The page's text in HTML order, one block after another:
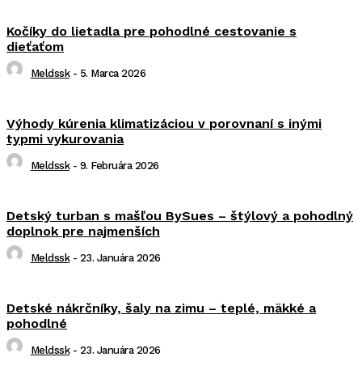
Kočíky do lietadla pre pohodlné cestovanie s
dieťaťom
Meldssk - 5. Marca 2026
Výhody kúrenia klimatizáciou v porovnaní s inými
typmi vykurovania
Meldssk - 9. Februára 2026
Detský turban s mašľou BySues – štýlový a pohodlný
doplnok pre najmenších
Meldssk - 23. Januára 2026
Detské nákrčníky, šaly na zimu – teplé, mäkké a
pohodlné
Meldssk - 23. Januára 2026